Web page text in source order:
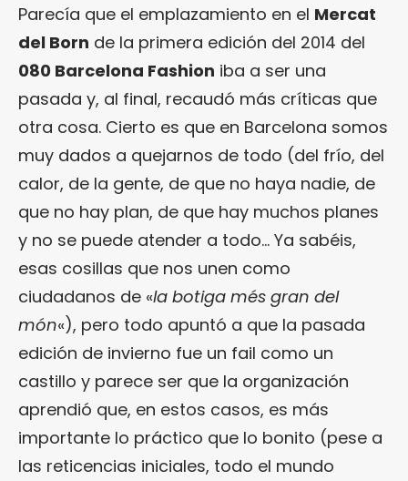
Parecía que el emplazamiento en el Mercat
del Born de la primera edición del 2014 del
080 Barcelona Fashion iba a ser una
pasada y, al final, recaudó más críticas que
otra cosa. Cierto es que en Barcelona somos
muy dados a quejarnos de todo (del frío, del
calor, de la gente, de que no haya nadie, de
que no hay plan, de que hay muchos planes
y no se puede atender a todo… Ya sabéis,
esas cosillas que nos unen como
ciudadanos de «la botiga més gran del
món«), pero todo apuntó a que la pasada
edición de invierno fue un fail como un
castillo y parece ser que la organización
aprendió que, en estos casos, es más
importante lo práctico que lo bonito (pese a
las reticencias iniciales, todo el mundo